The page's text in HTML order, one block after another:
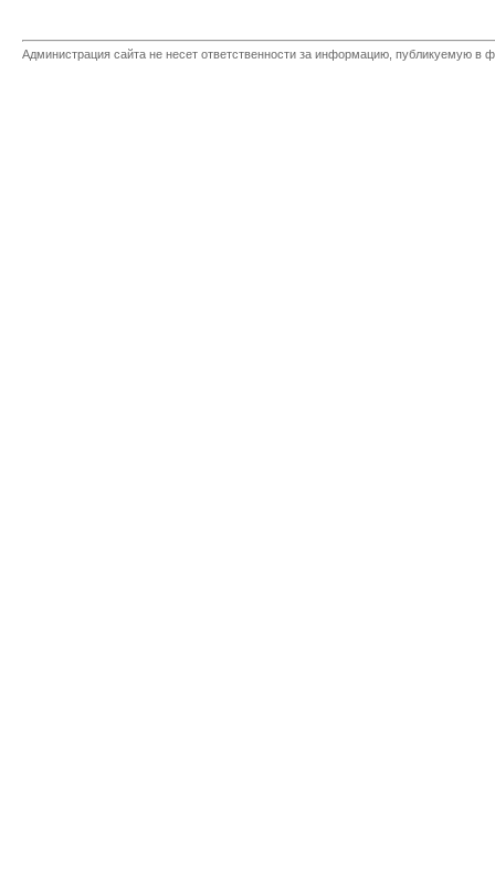
Администрация сайта не несет ответственности за информацию, публикуемую